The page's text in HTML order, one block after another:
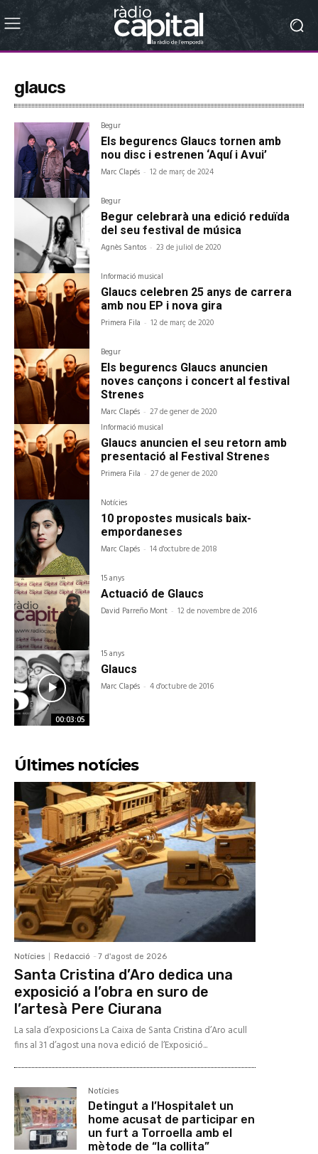
glaucs
Begur
Els begurencs Glaucs tornen amb
nou disc i estrenen ‘Aquí i Avui’
Marc Clapés - 12 de març de 2024
Begur
Begur celebrarà una edició reduïda
del seu festival de música
Agnès Santos - 23 de juliol de 2020
Informació musical
Glaucs celebren 25 anys de carrera
amb nou EP i nova gira
Primera Fila - 12 de març de 2020
Begur
Els begurencs Glaucs anuncien
noves cançons i concert al festival
Strenes
Marc Clapés - 27 de gener de 2020
Informació musical
Glaucs anuncien el seu retorn amb
presentació al Festival Strenes
Primera Fila - 27 de gener de 2020
Notícies
10 propostes musicals baix-
empordaneses
Marc Clapés - 14 d'octubre de 2018
15 anys
Actuació de Glaucs
David Parreño Mont - 12 de novembre de 2016
00:03:05
15 anys
Glaucs
Marc Clapés - 4 d'octubre de 2016
Últimes notícies
Notícies Redacció - 7 d'agost de 2026
Santa Cristina d’Aro dedica una
exposició a l’obra en suro de
l’artesà Pere Ciurana
La sala d’exposicions La Caixa de Santa Cristina d’Aro acull
fins al 31 d’agost una nova edició de l’Exposició...
Notícies
Detingut a l’Hospitalet un
home acusat de participar en
un furt a Torroella amb el
mètode de “la collita”